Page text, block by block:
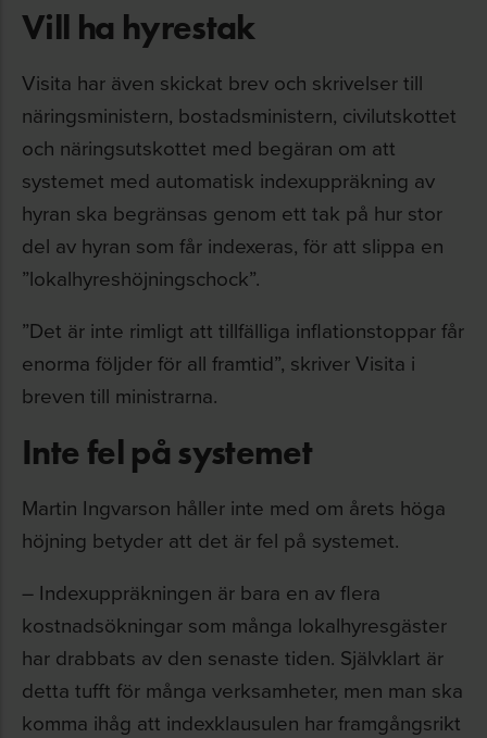
Vill ha hyrestak
Visita har även skickat brev och skrivelser till
näringsministern, bostadsministern, civilutskottet
och näringsutskottet med begäran om att
systemet med automatisk indexuppräkning av
hyran ska begränsas genom ett tak på hur stor
del av hyran som får indexeras, för att slippa en
”lokalhyreshöjningschock”.
”Det är inte rimligt att tillfälliga inflationstoppar får
enorma följder för all framtid”, skriver Visita i
breven till ministrarna.
Inte fel på systemet
Martin Ingvarson håller inte med om årets höga
höjning betyder att det är fel på systemet.
– Indexuppräkningen är bara en av flera
kostnadsökningar som många lokalhyresgäster
har drabbats av den senaste tiden. Självklart är
detta tufft för många verksamheter, men man ska
komma ihåg att indexklausulen har framgångsrikt